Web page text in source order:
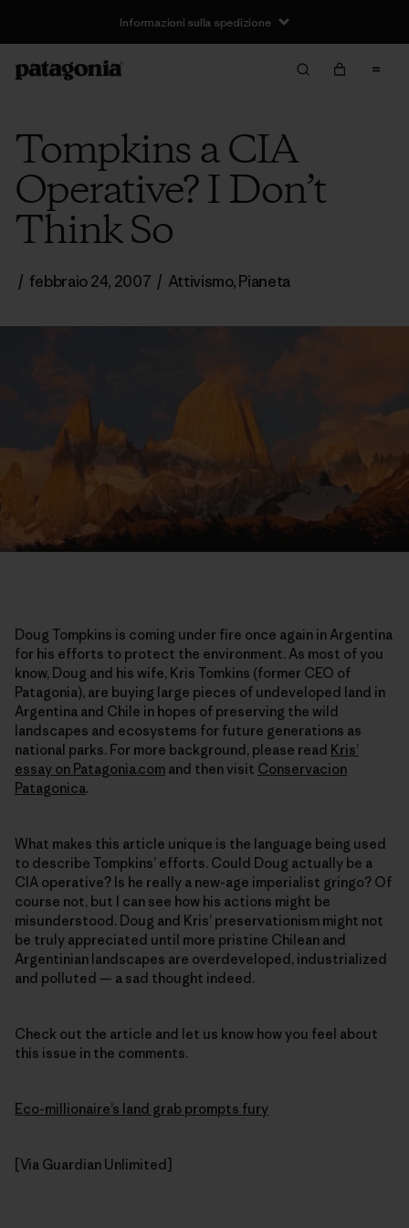
Informazioni sulla spedizione
Tompkins a CIA
Operative? I Don’t
Think So
/ febbraio 24, 2007 / Attivismo,Pianeta
Doug Tompkins is coming under fire once again in Argentina
for his efforts to protect the environment. As most of you
know, Doug and his wife, Kris Tomkins (former CEO of
Patagonia), are buying large pieces of undeveloped land in
Argentina and Chile in hopes of preserving the wild
landscapes and ecosystems for future generations as
national parks. For more background, please read Kris’
essay on Patagonia.com and then visit Conservacion
Patagonica.
What makes this article unique is the language being used
to describe Tompkins’ efforts. Could Doug actually be a
CIA operative? Is he really a new-age imperialist gringo? Of
course not, but I can see how his actions might be
misunderstood. Doug and Kris’ preservationism might not
be truly appreciated until more pristine Chilean and
Argentinian landscapes are overdeveloped, industrialized
and polluted — a sad thought indeed.
Check out the article and let us know how you feel about
this issue in the comments.
Eco-millionaire’s land grab prompts fury
[Via Guardian Unlimited]